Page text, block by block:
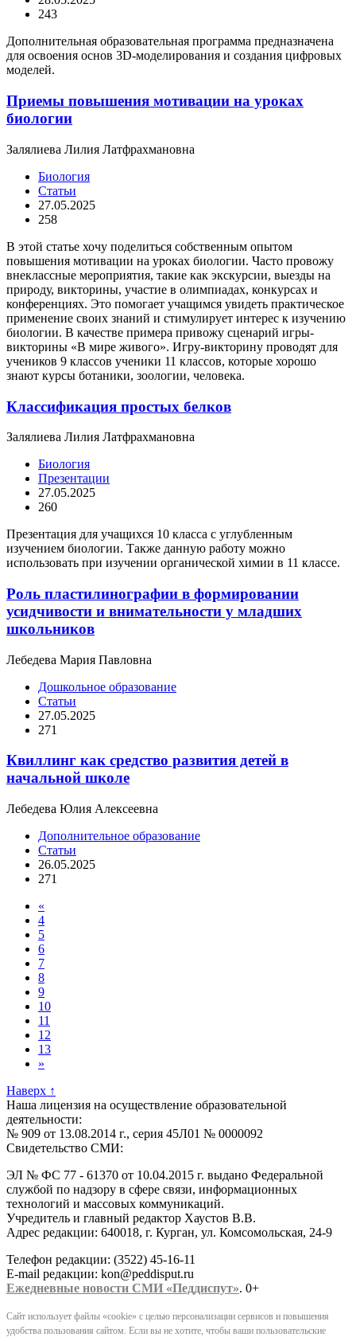
243
Дополнительная образовательная программа предназначена
для освоения основ 3D-моделирования и создания цифровых
моделей.
Приемы повышения мотивации на уроках
биологии
Залялиева Лилия Латфрахмановна
Биология
Статьи
27.05.2025
258
В этой статье хочу поделиться собственным опытом
повышения мотивации на уроках биологии. Часто провожу
внеклассные мероприятия, такие как экскурсии, выезды на
природу, викторины, участие в олимпиадах, конкурсах и
конференциях. Это помогает учащимся увидеть практическое
применение своих знаний и стимулирует интерес к изучению
биологии. В качестве примера привожу сценарий игры-
викторины «В мире живого». Игру-викторину проводят для
учеников 9 классов ученики 11 классов, которые хорошо
знают курсы ботаники, зоологии, человека.
Классификация простых белков
Залялиева Лилия Латфрахмановна
Биология
Презентации
27.05.2025
260
Презентация для учащихся 10 класса с углубленным
изучением биологии. Также данную работу можно
использовать при изучении органической химии в 11 классе.
Роль пластилинографии в формировании
усидчивости и внимательности у младших
школьников
Лебедева Мария Павловна
Дошкольное образование
Статьи
27.05.2025
271
Квиллинг как средство развития детей в
начальной школе
Лебедева Юлия Алексеевна
Дополнительное образование
Статьи
26.05.2025
271
«
4
5
6
7
8
9
10
11
12
13
»
Наверх ↑
Наша лицензия на осуществление образовательной
деятельности:
№ 909 от 13.08.2014 г., серия 45Л01 № 0000092
Свидетельство СМИ:
ЭЛ № ФС 77 - 61370 от 10.04.2015 г. выдано Федеральной
службой по надзору в сфере связи, информационных
технологий и массовых коммуникаций.
Учредитель и главный редактор Хаустов В.В.
Адрес редакции: 640018, г. Курган, ул. Комсомольская, 24-9
Телефон редакции: (3522) 45-16-11
E-mail редакции: kon@peddisput.ru
Ежедневные новости СМИ «Педдиспут». 0+
Сайт использует файлы «cookie» с целью персонализации сервисов и повышения
удобства пользования сайтом. Если вы не хотите, чтобы ваши пользовательские